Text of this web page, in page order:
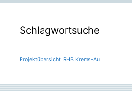
Schlagwortsuche
Projektübersicht RHB Krems-Au